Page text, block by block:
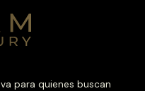
para quienes buscan